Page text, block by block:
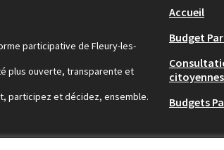
participative de Fleury-les-
plus ouverte, transparente et
participez et décidez, ensemble.
Accueil
Budget
citoyennes
Budgets